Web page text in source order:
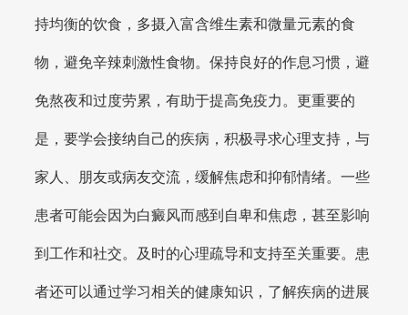
持均衡的饮食，多摄入富含维生素和微量元素的食
物，避免辛辣刺激性食物。保持良好的作息习惯，避
免熬夜和过度劳累，有助于提高免疫力。更重要的
是，要学会接纳自己的疾病，积极寻求心理支持，与
家人、朋友或病友交流，缓解焦虑和抑郁情绪。一些
患者可能会因为白癜风而感到自卑和焦虑，甚至影响
到工作和社交。及时的心理疏导和支持至关重要。患
者还可以通过学习相关的健康知识，了解疾病的进展